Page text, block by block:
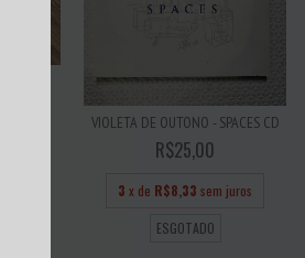
VIOLETA DE OUTONO - SPACES CD
R$25,00
3 x de R$8,33 sem juros
ESGOTADO